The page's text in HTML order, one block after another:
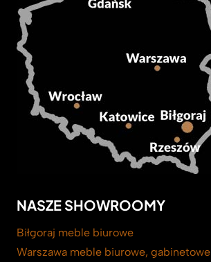
NASZE SHOWROOMY
Biłgoraj meble biurowe
Warszawa meble biurowe, gabinetowe